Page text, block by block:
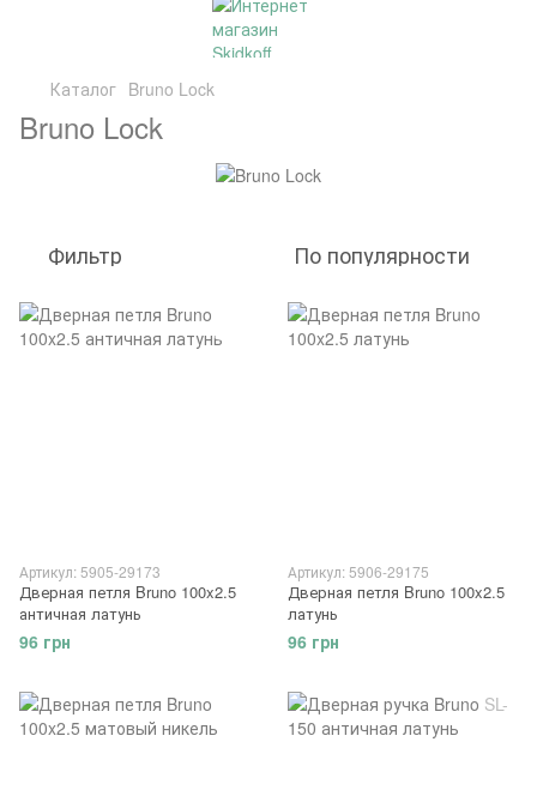
Каталог Bruno Lock
Bruno Lock
Фильтр По популярности
Артикул: 5905-29173
Дверная петля Bruno 100x2.5
античная латунь
96 грн
Артикул: 5906-29175
Дверная петля Bruno 100x2.5
латунь
96 грн